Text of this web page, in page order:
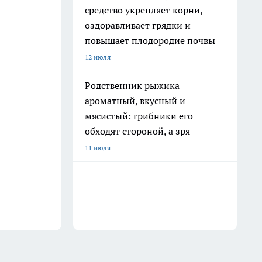
средство укрепляет корни,
оздоравливает грядки и
повышает плодородие почвы
12 июля
Родственник рыжика —
ароматный, вкусный и
мясистый: грибники его
обходят стороной, а зря
11 июля